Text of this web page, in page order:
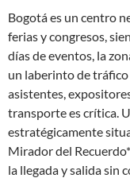
Bogotá es un centro
ferias y congresos,
días de eventos, la
un laberinto de tráfico
asistentes,
transporte es crítica.
estratégicamente
Mirador del
la llegada y salida sin